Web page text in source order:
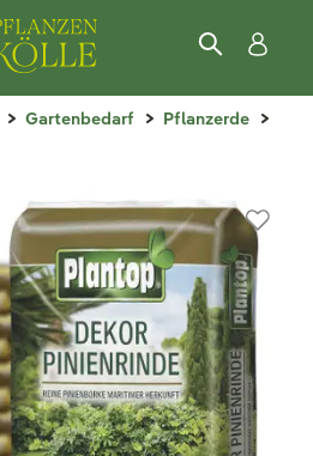
Gartenbedarf
Pflanzerde